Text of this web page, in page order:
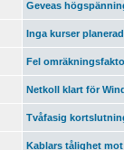
Geveas
Inga kurser
Fel
Netkoll klart för
Tvåfasig
Kablars tålighet